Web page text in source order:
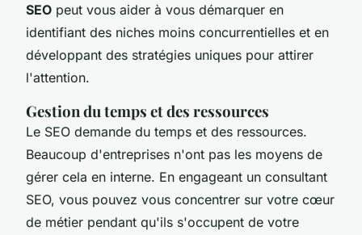
SEO peut vous aider à vous démarquer en
identifiant des niches moins concurrentielles et en
développant des stratégies uniques pour attirer
l'attention.
Gestion du temps et des ressources
Le SEO demande du temps et des ressources.
Beaucoup d'entreprises n'ont pas les moyens de
gérer cela en interne. En engageant un consultant
SEO, vous pouvez vous concentrer sur votre cœur
de métier pendant qu'ils s'occupent de votre